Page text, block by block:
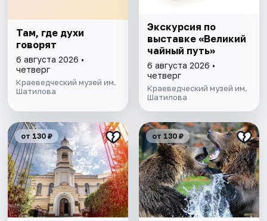
Там, где духи
говорят
6 августа 2026 •
четверг
Краеведческий музей им.
Шатилова
Экскурсия по
выставке «Великий
чайный путь»
6 августа 2026 •
четверг
Краеведческий музей им.
Шатилова
от 130 ₽ от 130 ₽